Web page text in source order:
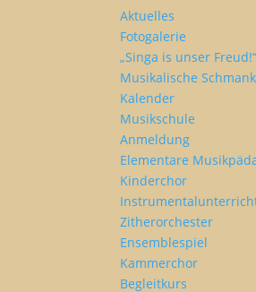
Aktuelles
Fotogalerie
„Singa is unser Freud!“
Musikalische
Kalender
Musikschule
Anmeldung
Elementare
Kinderchor
Zitherorchester
Ensemblespiel
Kammerchor
Begleitkurs